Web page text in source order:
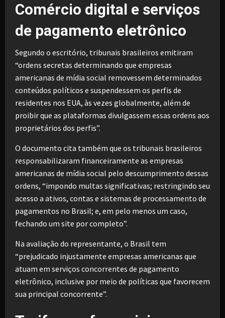
Comércio digital e serviços
de pagamento eletrônico
Segundo o escritório, tribunais brasileiros emitiram
“ordens secretas determinando que empresas
americanas de mídia social removessem determinados
conteúdos políticos e suspendessem os perfis de
residentes nos EUA, às vezes globalmente, além de
proibir que as plataformas divulgassem essas ordens aos
proprietários dos perfis”.
O documento cita também que os tribunais brasileiros
responsabilizaram financeiramente as empresas
americanas de mídia social pelo descumprimento dessas
ordens, “impondo multas significativas; restringindo seu
acesso a ativos, contas e sistemas de processamento de
pagamentos no Brasil; e, em pelo menos um caso,
fechando um site por completo”.
Na avaliação do representante, o Brasil tem
“prejudicado injustamente empresas americanas que
atuam em serviços concorrentes de pagamento
eletrônico, inclusive por meio de políticas que favorecem
sua principal concorrente”.